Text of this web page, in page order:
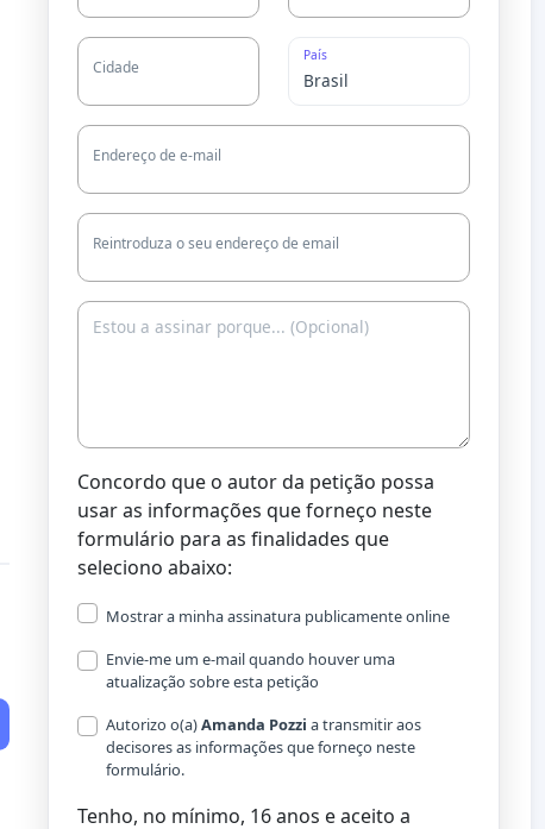
Cidade
País
Endereço de e-mail
Reintroduza o seu endereço de email
Concordo que o autor da petição possa
usar as informações que forneço neste
formulário para as finalidades que
seleciono abaixo:
Mostrar a minha assinatura publicamente online
Envie-me um e-mail quando houver uma
atualização sobre esta petição
Autorizo o(a) ​​Amanda Pozzi a transmitir aos
decisores as informações que forneço neste
formulário.
Tenho, no mínimo, 16 anos e aceito a